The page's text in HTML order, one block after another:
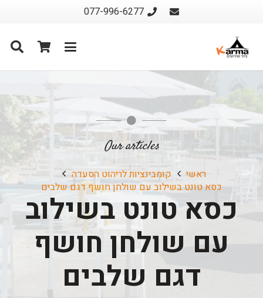
077-996-6277
Our articles
ראשי
קומבינציות לריהוט הסעדה
כסא טונט בשילוב עם שולחן חושף דגם שלבים
כסא טונט בשילוב
עם שולחן חושף
דגם שלבים